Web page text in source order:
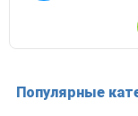
Популярные